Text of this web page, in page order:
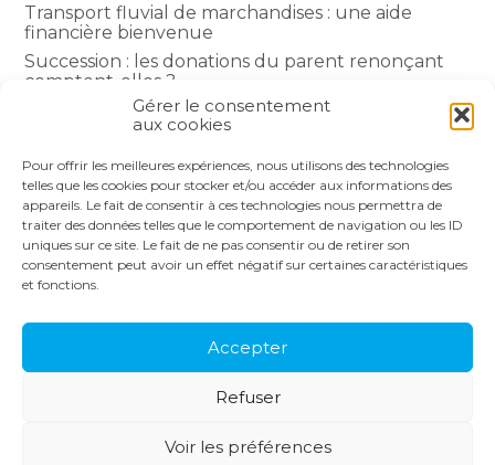
Gérer le consentement
aux cookies
Pour offrir les meilleures expériences, nous utilisons des technologies
telles que les cookies pour stocker et/ou accéder aux informations des
appareils. Le fait de consentir à ces technologies nous permettra de
traiter des données telles que le comportement de navigation ou les ID
uniques sur ce site. Le fait de ne pas consentir ou de retirer son
consentement peut avoir un effet négatif sur certaines caractéristiques
et fonctions.
Accepter
Refuser
Voir les préférences
Transport fluvial de marchandises : une aide
financière bienvenue
Succession : les donations du parent renonçant
comptent-elles ?
Encadrement des loyers : une année de plus
COMMENTAIRES RÉCENTS
Principale
NOS SOLUTIONS
ACTUALITÉS
RECRUTEMENT
CONTACT
MENTIONS LÉGALES